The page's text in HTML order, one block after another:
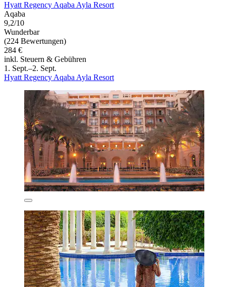
Hyatt Regency Aqaba Ayla Resort
Aqaba
9,2/10
Wunderbar
(224 Bewertungen)
284 €
inkl. Steuern & Gebühren
1. Sept.–2. Sept.
Hyatt Regency Aqaba Ayla Resort